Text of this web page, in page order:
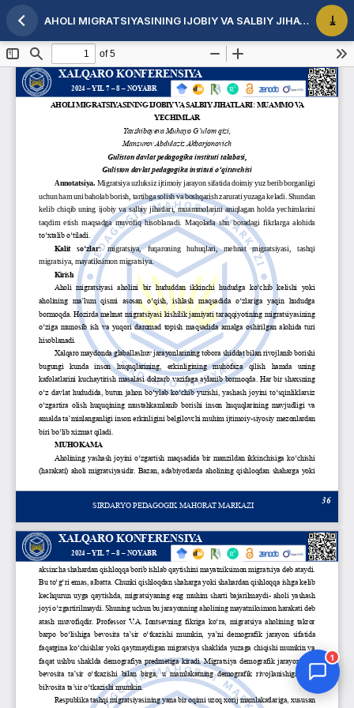
Maqola tafsilotlariga qaytish AHOLI MIGRATSIYASINING IJOBIY VA SALBIY JIHATLARI: MUAMMO VA YECHIMLAR
1
Jurnal Yordamchisi
Onlayn